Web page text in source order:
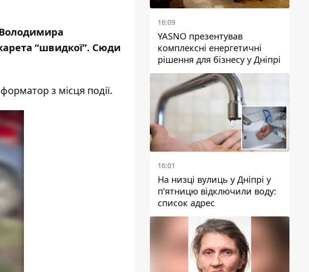
Володимира
“швидкої”. Сюди
з місця події.
16:09
YASNO презентував
комплексні енергетичні
рішення для бізнесу у Дніпрі
16:01
На низці вулиць у Дніпрі у
п'ятницю відключили воду:
список адрес